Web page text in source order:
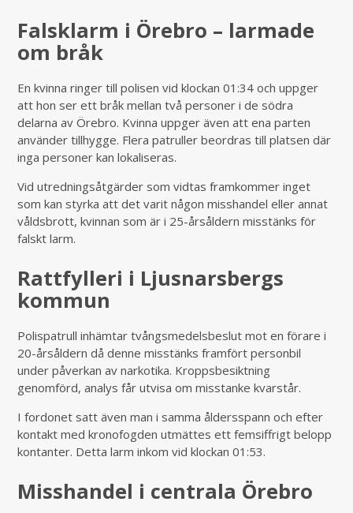
Falsklarm i Örebro – larmade
om bråk
En kvinna ringer till polisen vid klockan 01:34 och uppger
att hon ser ett bråk mellan två personer i de södra
delarna av Örebro. Kvinna uppger även att ena parten
använder tillhygge. Flera patruller beordras till platsen där
inga personer kan lokaliseras.
Vid utredningsåtgärder som vidtas framkommer inget
som kan styrka att det varit någon misshandel eller annat
våldsbrott, kvinnan som är i 25-årsåldern misstänks för
falskt larm.
Rattfylleri i Ljusnarsbergs
kommun
Polispatrull inhämtar tvångsmedelsbeslut mot en förare i
20-årsåldern då denne misstänks framfört personbil
under påverkan av narkotika. Kroppsbesiktning
genomförd, analys får utvisa om misstanke kvarstår.
I fordonet satt även man i samma åldersspann och efter
kontakt med kronofogden utmättes ett femsiffrigt belopp
kontanter. Detta larm inkom vid klockan 01:53.
Misshandel i centrala Örebro